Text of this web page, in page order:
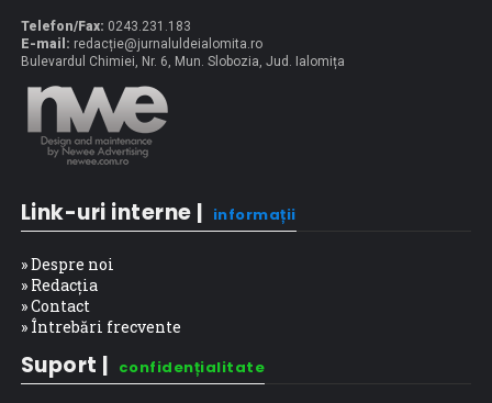
Telefon/Fax: 0243.231.183
E-mail: redacție@jurnaluldeialomita.ro
Bulevardul Chimiei, Nr. 6, Mun. Slobozia, Jud. Ialomița
Link-uri interne | informații
» Despre noi
» Redacția
» Contact
» Întrebări frecvente
Suport | confidențialitate